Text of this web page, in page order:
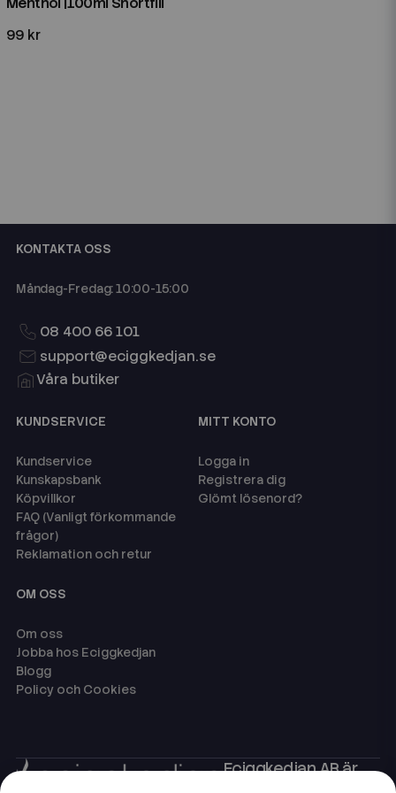
99 kr
KONTAKTA OSS
Måndag-Fredag: 10:00-15:00
08 400 66 101
support@eciggkedjan.se
Våra butiker
KUNDSERVICE
Kundservice
Kunskapsbank
Köpvillkor
FAQ (Vanligt förkommande
frågor)
Reklamation och retur
MITT KONTO
Logga in
Registrera dig
Glömt lösenord?
OM OSS
Om oss
Jobba hos Eciggkedjan
Blogg
Policy och Cookies
Eciggkedjan AB är